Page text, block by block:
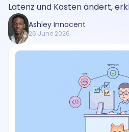
Latenz und Kosten ändert,
Ashley Innocent
26 June 2026